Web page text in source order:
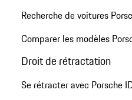
Recherche de voitures
Comparer les modèles
Droit de rétractation
Se rétracter avec Porsche